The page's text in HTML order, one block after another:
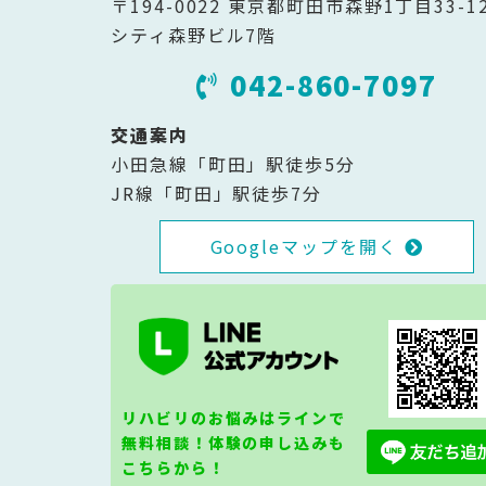
シティ森野ビル7階
042-860-7097
交通案内
小田急線「町田」駅徒歩5分
JR線「町田」駅徒歩7分
Googleマップを開く
リハビリのお悩みはラインで
無料相談！体験の申し込みも
こちらから！